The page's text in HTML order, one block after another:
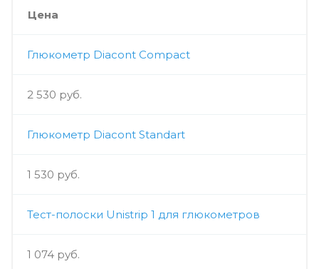
Цена
Глюкометр Diacont Compact
2 530 руб.
Глюкометр Diacont Standart
1 530 руб.
Тест-полоски Unistrip 1 для глюкометров
1 074 руб.